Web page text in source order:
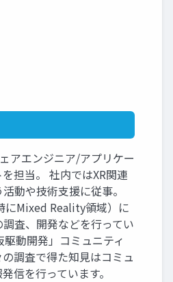
アエンジニア/アプリケー
担当。 社内ではXR関連
動や技術支援に従事。
にMixed Reality領域）に
査、開発などを行ってい
駆動開発」コミュニティ
調査で得た知見はコミュ
信を行っています。